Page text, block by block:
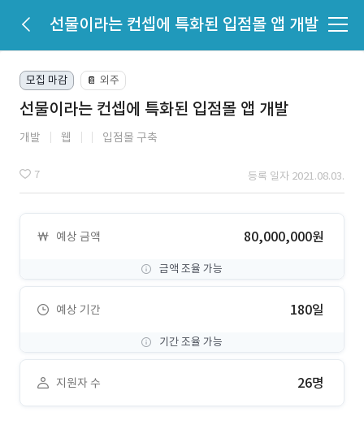
선물이라는 컨셉에 특화된 입점몰 앱 개발
모집 마감 📔 외주
선물이라는 컨셉에 특화된 입점몰 앱 개발
개발 웹 입점몰 구축
7 등록 일자 2021.08.03.
예상 금액 80,000,000원
금액 조율 가능
예상 기간 180일
기간 조율 가능
지원자 수 26명